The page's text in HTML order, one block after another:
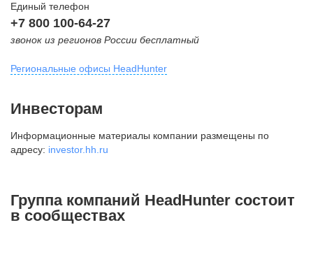
Единый телефон
+7 800 100-64-27
звонок из регионов России бесплатный
Региональные офисы HeadHunter
внутригородская территория
Муниципальный округ Тверской,
2-я Брестская ул., д. 48,
+7 495 980-64-27
Инвесторам
Информационные материалы компании размещены по
адресу: investor.hh.ru
Группа компаний HeadHunter состоит
в сообществах